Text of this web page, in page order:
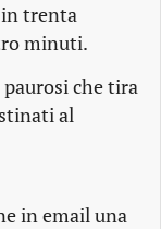
trenta
minuti.
che tira
al
in email una